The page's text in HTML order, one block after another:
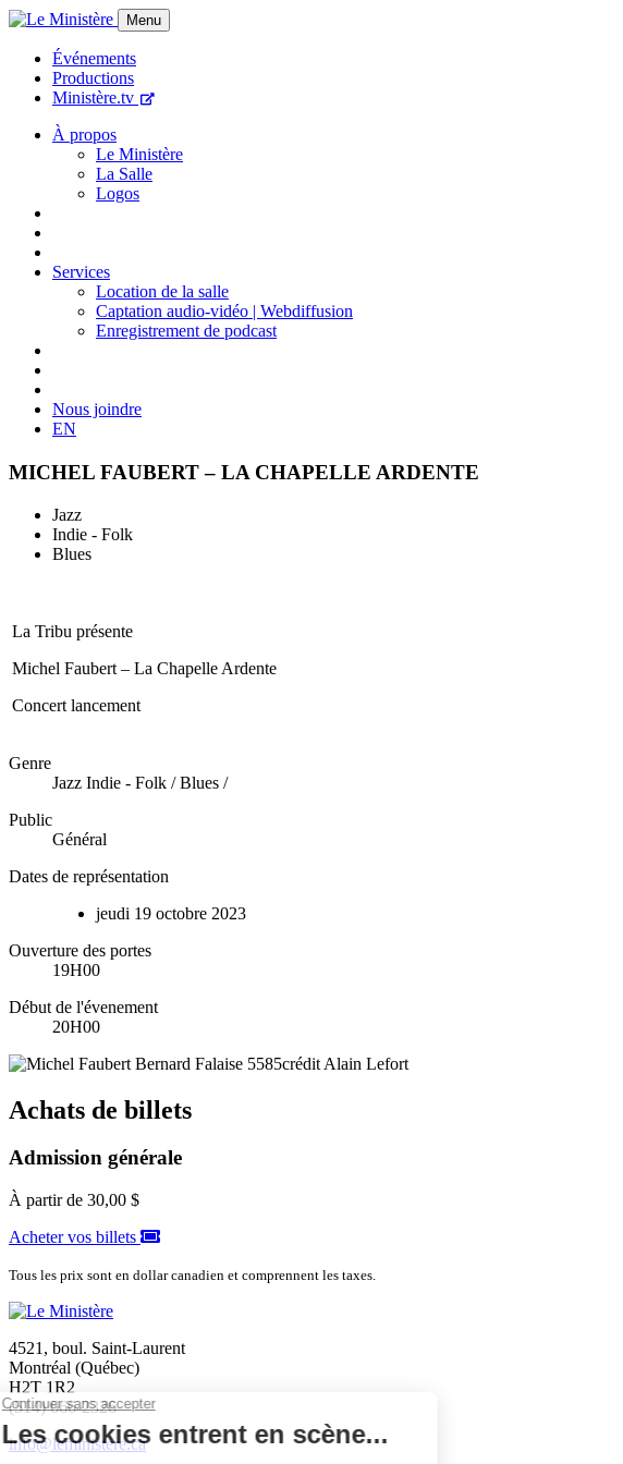
Menu
Événements
Productions
Ministère.tv
À propos
Le Ministère
La Salle
Logos
Services
Location de la salle
Captation audio-vidéo | Webdiffusion
Enregistrement de podcast
Nous joindre
EN
MICHEL FAUBERT – LA CHAPELLE ARDENTE
Jazz
Indie - Folk
Blues
La Tribu présente
Michel Faubert – La Chapelle Ardente
Concert lancement
Genre
Jazz Indie - Folk / Blues /
Public
Général
Dates de représentation
jeudi 19 octobre 2023
Ouverture des portes
19H00
Début de l'évenement
20H00
Achats de billets
Admission générale
À partir de 30,00 $
Acheter vos billets
Tous les prix sont en dollar canadien et comprennent les taxes.
4521, boul. Saint-Laurent
Montréal (Québec)
H2T 1R2
(514) 666-2326
info@leministere.ca